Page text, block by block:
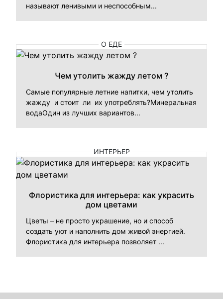
называют ленивыми и неспособным...
О ЕДЕ
Чем утолить жажду летом ?
Самые популярные летние напитки, чем утолить
жажду и стоит ли их употреблять?Минеральная
водаОдин из лучших вариантов...
ИНТЕРЬЕР
Флористика для интерьера: как украсить
дом цветами
Цветы – не просто украшение, но и способ
создать уют и наполнить дом живой энергией.
Флористика для интерьера позволяет ...